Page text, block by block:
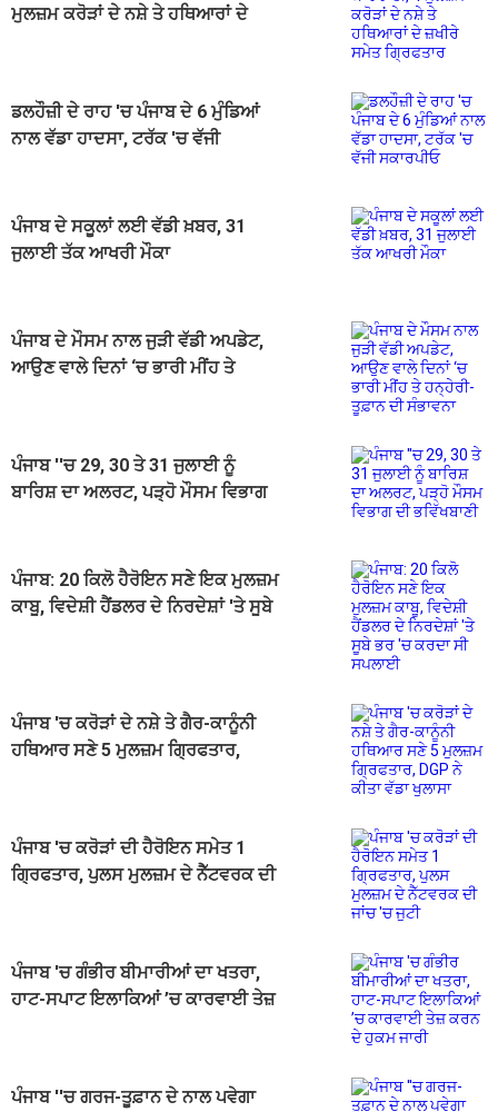
ਮੁਲਜ਼ਮ ਕਰੋੜਾਂ ਦੇ ਨਸ਼ੇ ਤੇ ਹਥਿਆਰਾਂ ਦੇ
ਡਲਹੌਜ਼ੀ ਦੇ ਰਾਹ 'ਚ ਪੰਜਾਬ ਦੇ 6 ਮੁੰਡਿਆਂ
ਨਾਲ ਵੱਡਾ ਹਾਦਸਾ, ਟਰੱਕ 'ਚ ਵੱਜੀ
ਪੰਜਾਬ ਦੇ ਸਕੂਲਾਂ ਲਈ ਵੱਡੀ ਖ਼ਬਰ, 31
ਜੁਲਾਈ ਤੱਕ ਆਖਰੀ ਮੌਕਾ
ਪੰਜਾਬ ਦੇ ਮੌਸਮ ਨਾਲ ਜੁੜੀ ਵੱਡੀ ਅਪਡੇਟ,
ਆਉਣ ਵਾਲੇ ਦਿਨਾਂ ‘ਚ ਭਾਰੀ ਮੀਂਹ ਤੇ
ਪੰਜਾਬ ''ਚ 29, 30 ਤੇ 31 ਜੁਲਾਈ ਨੂੰ
ਬਾਰਿਸ਼ ਦਾ ਅਲਰਟ, ਪੜ੍ਹੋ ਮੌਸਮ ਵਿਭਾਗ
ਪੰਜਾਬ: 20 ਕਿਲੋ ਹੈਰੋਇਨ ਸਣੇ ਇਕ ਮੁਲਜ਼ਮ
ਕਾਬੂ, ਵਿਦੇਸ਼ੀ ਹੈਂਡਲਰ ਦੇ ਨਿਰਦੇਸ਼ਾਂ 'ਤੇ ਸੂਬੇ
ਪੰਜਾਬ 'ਚ ਕਰੋੜਾਂ ਦੇ ਨਸ਼ੇ ਤੇ ਗੈਰ-ਕਾਨੂੰਨੀ
ਹਥਿਆਰ ਸਣੇ 5 ਮੁਲਜ਼ਮ ਗ੍ਰਿਫਤਾਰ,
ਪੰਜਾਬ 'ਚ ਕਰੋੜਾਂ ਦੀ ਹੈਰੋਇਨ ਸਮੇਤ 1
ਗ੍ਰਿਫਤਾਰ, ਪੁਲਸ ਮੁਲਜ਼ਮ ਦੇ ਨੈੱਟਵਰਕ ਦੀ
ਪੰਜਾਬ 'ਚ ਗੰਭੀਰ ਬੀਮਾਰੀਆਂ ਦਾ ਖਤਰਾ,
ਹਾਟ-ਸਪਾਟ ਇਲਾਕਿਆਂ ’ਚ ਕਾਰਵਾਈ ਤੇਜ਼
ਪੰਜਾਬ ''ਚ ਗਰਜ-ਤੂਫ਼ਾਨ ਦੇ ਨਾਲ ਪਵੇਗਾ